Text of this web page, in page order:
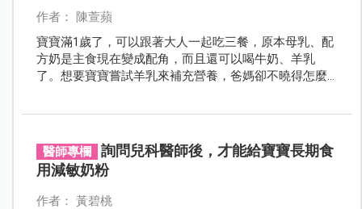
作者： 陳萱蘋
寶寶滿1歲了，可以跟著大人一起吃三餐，原本母乳、配
方奶是主食現在變成配角，而且還可以喝牛奶、羊乳
了。想要寶寶嘗試羊乳來補充營養，爸媽卻不曉得怎麼
醫師專欄
詢問兒科醫師後，才能給寶寶長期食
用減敏奶粉
作者： 黃碧桃